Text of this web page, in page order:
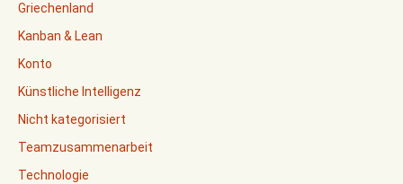
Griechenland
Kanban & Lean
Konto
Künstliche Intelligenz
Nicht kategorisiert
Teamzusammenarbeit
Technologie